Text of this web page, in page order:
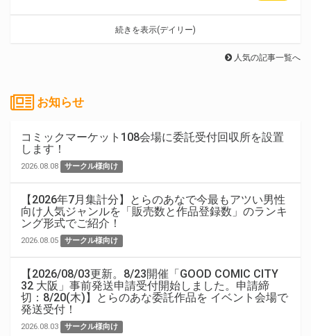
続きを表示(デイリー)
人気の記事一覧へ
お知らせ
コミックマーケット108会場に委託受付回収所を設置
します！
2026.08.08 サークル様向け
【2026年7月集計分】とらのあなで今最もアツい男性
向け人気ジャンルを「販売数と作品登録数」のランキ
ング形式でご紹介！
2026.08.05 サークル様向け
【2026/08/03更新。8/23開催「GOOD COMIC CITY
32 大阪」事前発送申請受付開始しました。申請締
切：8/20(木)】とらのあな委託作品を イベント会場で
発送受付！
2026.08.03 サークル様向け